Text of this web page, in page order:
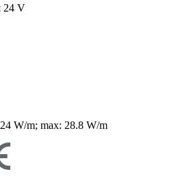
24 V
W/m; max: 28.8 W/m